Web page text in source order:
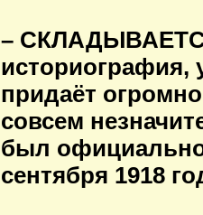
–
историография,
придаёт
совсем
был официально
сентября 1918